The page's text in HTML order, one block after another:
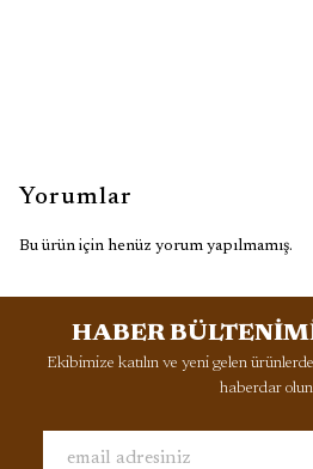
Yorumlar
Bu ürün için henüz yorum yapılmamış.
HABER
Ekibimize katılın ve yeni gelen
haberdar